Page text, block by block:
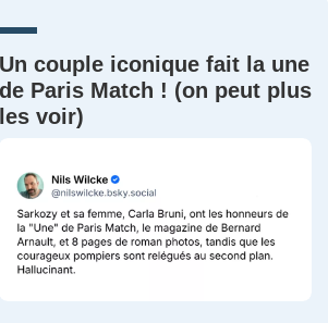
Un couple iconique fait la une
de Paris Match ! (on peut plus
les voir)
PSEUDO
?
Ma propre
sélection